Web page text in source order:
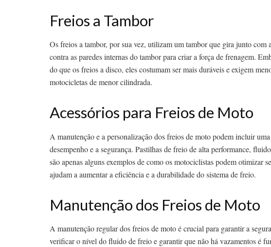
Freios a Tambor
Os freios a tambor, por sua vez, utilizam um tambor que gira junto com
contra as paredes internas do tambor para criar a força de frenagem.
do que os freios a disco, eles costumam ser mais duráveis e exigem
motocicletas de menor cilindrada.
Acessórios para Freios de Moto
A manutenção e a personalização dos freios de moto podem incluir
desempenho e a segurança. Pastilhas de freio de alta performance,
são apenas alguns exemplos de como os motociclistas podem otimizar
ajudam a aumentar a eficiência e a durabilidade do sistema de freio.
Manutenção dos Freios de Moto
A manutenção regular dos freios de moto é crucial para garantir a
verificar o nível do fluido de freio e garantir que não há vazamentos é